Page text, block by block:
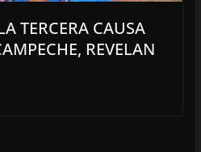
TERCERA CAUSA
REVELAN